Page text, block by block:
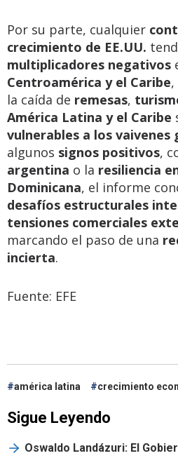
Por su parte, cualquier
crecimiento de EE.UU.
multiplicadores negativos
Centroamérica y el Caribe
la caída de remesas,
América Latina y el Caribe
vulnerables a los vaivenes
algunos signos positivos,
argentina o la resiliencia
Dominicana, el informe
desafíos estructurales
tensiones comerciales
marcando el paso de una
incierta.
Fuente: EFE
américa latina crecimiento
Sigue Leyendo
Oswaldo Landázuri: El